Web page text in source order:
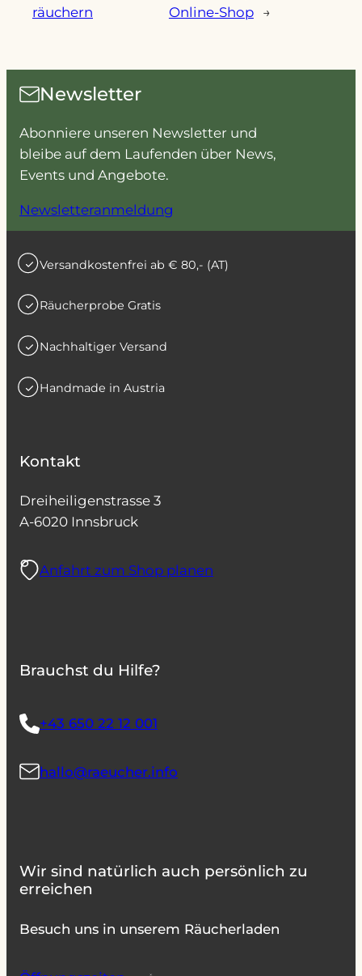
räuchern
Online-Shop
→
Newsletter
Abonniere unseren Newsletter und
bleibe auf dem Laufenden über News,
Events und Angebote.
Newsletteranmeldung
Versandkostenfrei ab € 80,- (AT)
Räucherprobe Gratis
Nachhaltiger Versand
Handmade in Austria
Kontakt
Dreiheiligenstrasse 3
A-6020 Innsbruck
Anfahrt zum Shop planen
Brauchst du Hilfe?
+43 650 22 12 001
hallo@raeucher.info
Wir sind natürlich auch persönlich zu
erreichen
Besuch uns in unserem Räucherladen